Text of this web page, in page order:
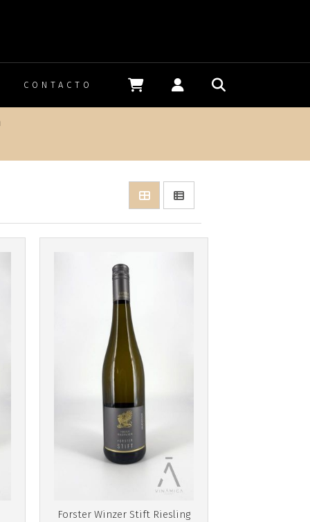
CONTACTO
Forster Winzer Stift Riesling
Más info